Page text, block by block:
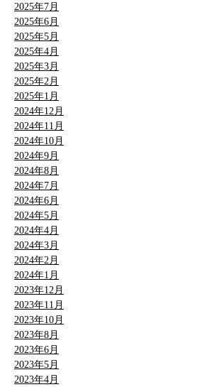
2025年7月
2025年6月
2025年5月
2025年4月
2025年3月
2025年2月
2025年1月
2024年12月
2024年11月
2024年10月
2024年9月
2024年8月
2024年7月
2024年6月
2024年5月
2024年4月
2024年3月
2024年2月
2024年1月
2023年12月
2023年11月
2023年10月
2023年8月
2023年6月
2023年5月
2023年4月